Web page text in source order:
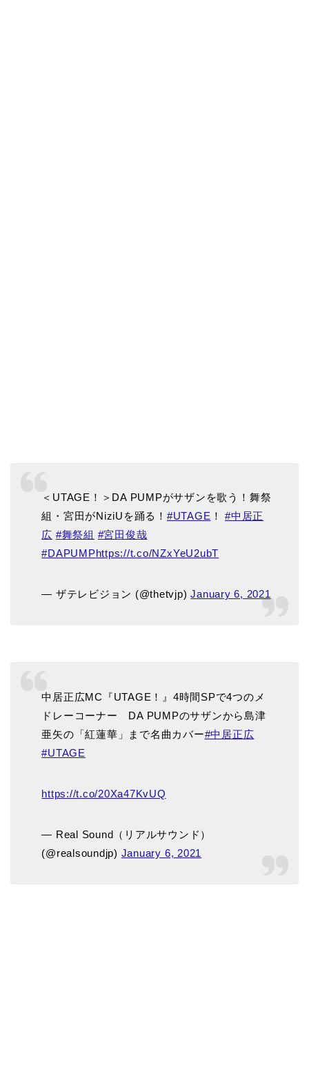
＜UTAGE！＞DA PUMPがサザンを歌う！舞祭
組・宮田がNiziUを踊る！ #UTAGE ！#中居正
広 #舞祭組 #宮田俊哉
#DAPUMPhttps://t.co/NZxYeU2ubT
— ザテレビジョン (@thetvjp)January 6, 2021
中居正広MC『UTAGE！』4時間SPで4つのメ
ドレーコーナー DA PUMPのサザンから島津
亜矢の「紅蓮華」まで名曲カバー#中居正広
#UTAGE
https://t.co/20Xa47KvUQ
— Real Sound（リアルサウンド）
(@realsoundjp) January 6, 2021